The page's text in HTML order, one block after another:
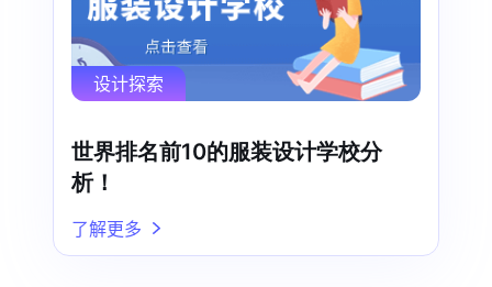
设计探索
世界排名前10的服装设计学校分
析！
了解更多